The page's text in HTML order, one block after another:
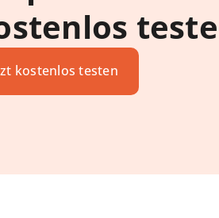
kostenlos testen